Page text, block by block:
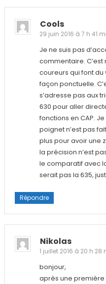
Cools
29 juin 2016 à 7 h 41
Je ne suis pas
commentaire.
coureurs qui font
façon ponctuelle.
s’adresse pas aux
630 pour aller
fonctions en CAP.
poignet n’est pas
plus pour avoir une
la précision n’est
le comparatif avec
serait pas la 635,
Répondre
Nikolas
1 juillet 2016 à 20 h 28
bonjour,
après une première